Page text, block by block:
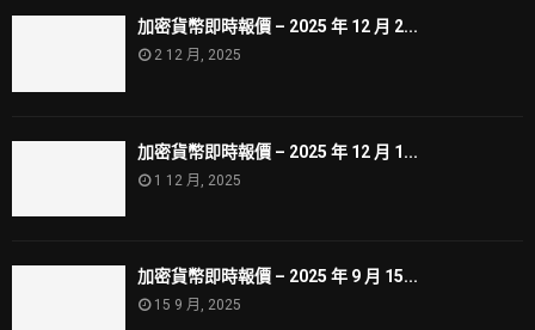
加密貨幣即時報價 – 2025 年 12 月 2...
2 12 月, 2025
加密貨幣即時報價 – 2025 年 12 月 1...
1 12 月, 2025
加密貨幣即時報價 – 2025 年 9 月 15...
15 9 月, 2025